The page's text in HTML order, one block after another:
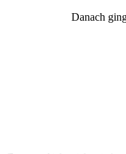
Danach